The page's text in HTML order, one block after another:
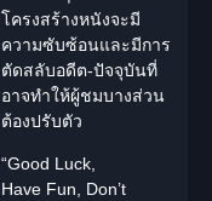
โครงสร้างหนังจะมี
ความซับซ้อนและมีการ
ตัดสลับอดีต-ปัจจุบันที่
อาจทำให้ผู้ชมบางส่วน
ต้องปรับตัว
“Good Luck,
Have Fun, Don’t